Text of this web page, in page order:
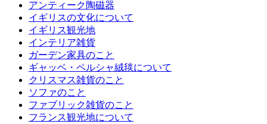
アンティーク陶磁器
イギリスの文化について
イギリス観光地
インテリア雑貨
ガーデン家具のこと
ギャッベ・ペルシャ絨毯について
クリスマス雑貨のこと
ソファのこと
ファブリック雑貨のこと
フランス観光地について